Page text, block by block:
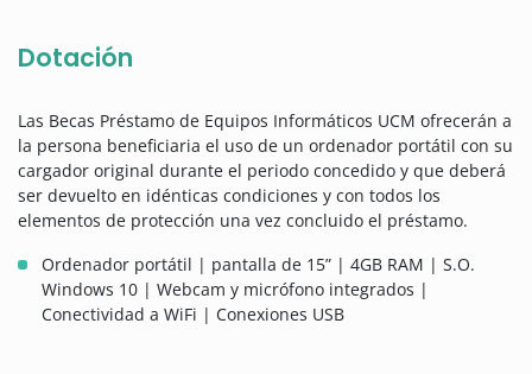
Dotación
Las Becas Préstamo de Equipos Informáticos UCM ofrecerán a
la persona beneficiaria el uso de un ordenador portátil con su
cargador original durante el periodo concedido y que deberá
ser devuelto en idénticas condiciones y con todos los
elementos de protección una vez concluido el préstamo.
Ordenador portátil | pantalla de 15” | 4GB RAM | S.O.
Windows 10 | Webcam y micrófono integrados |
Conectividad a WiFi | Conexiones USB